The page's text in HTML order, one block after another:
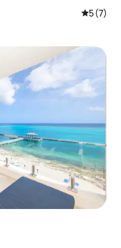
5 de
5 (7)